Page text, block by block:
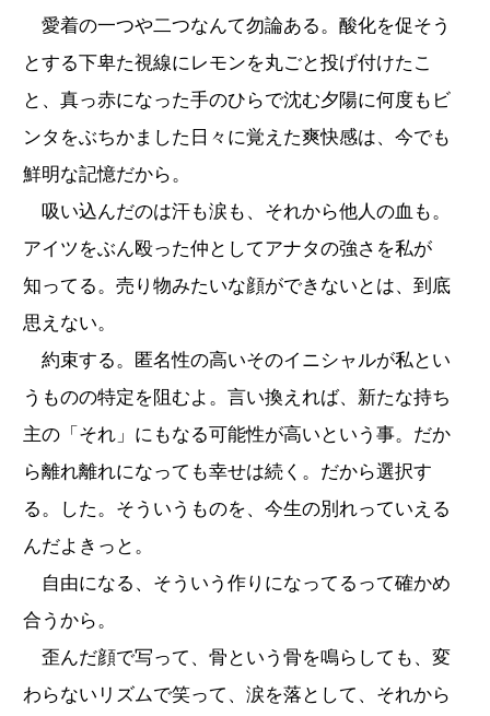
愛着の一つや二つなんて勿論ある。酸化を促そう
とする下卑た視線にレモンを丸ごと投げ付けたこ
と、真っ赤になった手のひらで沈む夕陽に何度もビ
ンタをぶちかました日々に覚えた爽快感は、今でも
鮮明な記憶だから。
吸い込んだのは汗も涙も、それから他人の血も。
アイツをぶん殴った仲としてアナタの強さを私が
知ってる。売り物みたいな顔ができないとは、到底
思えない。
約束する。匿名性の高いそのイニシャルが私とい
うものの特定を阻むよ。言い換えれば、新たな持ち
主の「それ」にもなる可能性が高いという事。だか
ら離れ離れになっても幸せは続く。だから選択す
る。した。そういうものを、今生の別れっていえる
んだよきっと。
自由になる、そういう作りになってるって確かめ
合うから。
歪んだ顔で写って、骨という骨を鳴らしても、変
わらないリズムで笑って、涙を落として、それから